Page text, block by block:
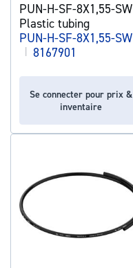
PUN-H-SF-8X1,55-SW
Plastic tubing
PUN-H-SF-8X1,55-SW
| 8167901
Se connecter pour prix &
inventaire